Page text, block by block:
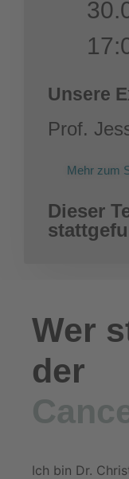
Unsere
Prof.
Mehr zum
Dieser
Wer
der
Ich bin Dr.